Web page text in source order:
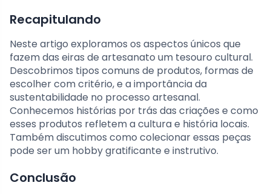
Recapitulando
Neste artigo exploramos os aspectos únicos que
fazem das eiras de artesanato um tesouro cultural.
Descobrimos tipos comuns de produtos, formas de
escolher com critério, e a importância da
sustentabilidade no processo artesanal.
Conhecemos histórias por trás das criações e como
esses produtos refletem a cultura e história locais.
Também discutimos como colecionar essas peças
pode ser um hobby gratificante e instrutivo.
Conclusão